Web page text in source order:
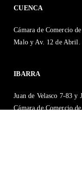
CUENCA
Cámara de Comercio
Malo y Av. 12 de Abril.
IBARRA
Juan de Velasco 7-83 y
Cámara de Comercio